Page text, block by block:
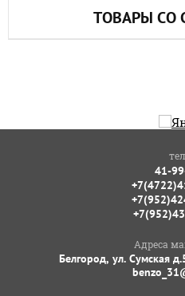
ТОВАРЫ СО
41-
Адреса
Белгород, ул. Сумская